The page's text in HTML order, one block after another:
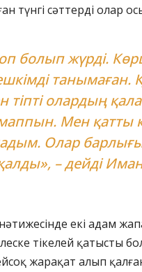
түнгі сәттерді олар
болып жүрді.
тіпті олардың
Мен қатты
Олар
– дейді
екі адам
тікелей қатысты
жарақат алып